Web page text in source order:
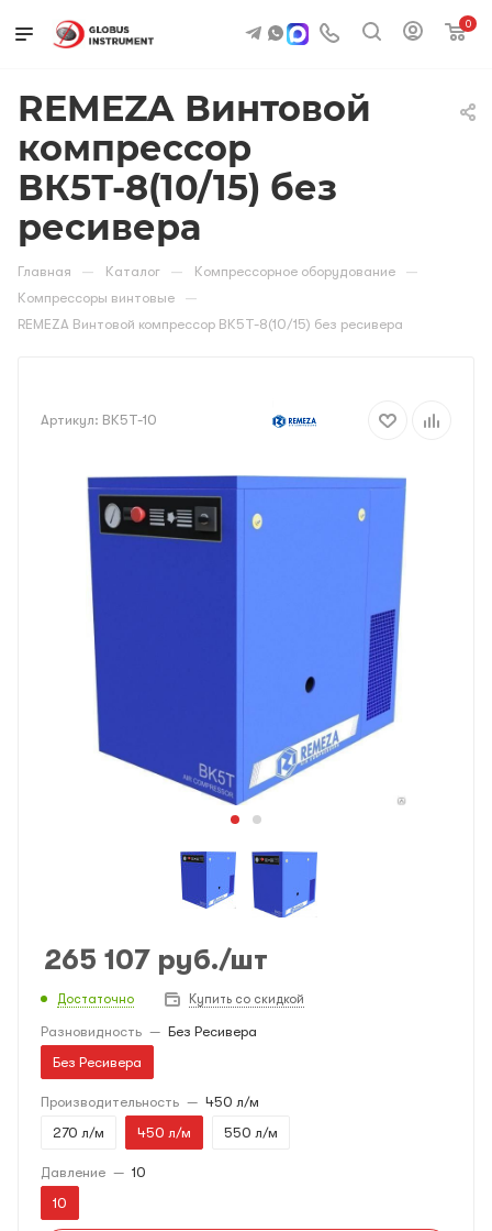
0
REMEZA Винтовой
компрессор
ВК5Т-8(10/15) без
ресивера
Главная — Каталог — Компрессорное оборудование —
Компрессоры винтовые —
REMEZA Винтовой компрессор ВК5Т-8(10/15) без ресивера
Артикул: ВК5Т-10
265 107 руб./шт
Достаточно Купить со скидкой
Разновидность — Без Ресивера
Без Ресивера
Производительность — 450 л/м
270 л/м
450 л/м 550 л/м
Давление — 10
10